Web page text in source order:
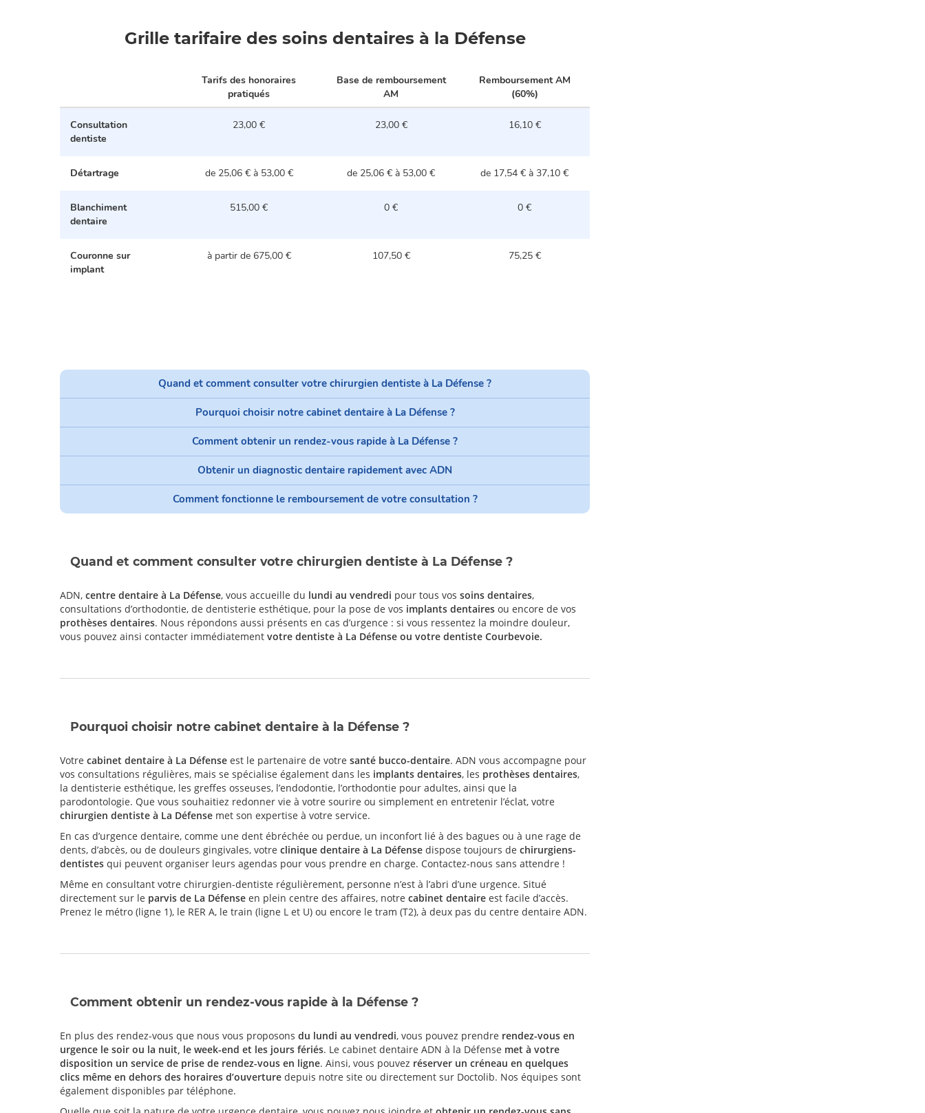
Grille tarifaire des soins dentaires à la Défense
Tarifs des honoraires
pratiqués
Base de remboursement
AM
Remboursement AM
(60%)
Consultation
dentiste
23,00 € 23,00 € 16,10 €
Détartrage de 25,06 € à 53,00 € de 25,06 € à 53,00 € de 17,54 € à 37,10 €
Blanchiment
dentaire
515,00 € 0 € 0 €
Couronne sur
implant
à partir de 675,00 € 107,50 € 75,25 €
Quand et comment consulter votre chirurgien dentiste à La Défense ?
Pourquoi choisir notre cabinet dentaire à La Défense ?
Comment obtenir un rendez-vous rapide à La Défense ?
Obtenir un diagnostic dentaire rapidement avec ADN
Comment fonctionne le remboursement de votre consultation ?
Quand et comment consulter votre chirurgien dentiste à La Défense ?
ADN, centre dentaire à La Défense, vous accueille du lundi au vendredi pour tous vos soins dentaires,
consultations d’orthodontie, de dentisterie esthétique, pour la pose de vos implants dentaires ou encore de vos
prothèses dentaires. Nous répondons aussi présents en cas d’urgence : si vous ressentez la moindre douleur,
vous pouvez ainsi contacter immédiatement votre dentiste à La Défense ou votre dentiste Courbevoie.
Pourquoi choisir notre cabinet dentaire à la Défense ?
Votre cabinet dentaire à La Défense est le partenaire de votre santé bucco-dentaire. ADN vous accompagne pour
vos consultations régulières, mais se spécialise également dans les implants dentaires, les prothèses dentaires,
la dentisterie esthétique, les greffes osseuses, l’endodontie, l’orthodontie pour adultes, ainsi que la
parodontologie. Que vous souhaitiez redonner vie à votre sourire ou simplement en entretenir l’éclat, votre
chirurgien dentiste à La Défense met son expertise à votre service.
En cas d’urgence dentaire, comme une dent ébréchée ou perdue, un inconfort lié à des bagues ou à une rage de
dents, d’abcès, ou de douleurs gingivales, votre clinique dentaire à La Défense dispose toujours de chirurgiens-
dentistes qui peuvent organiser leurs agendas pour vous prendre en charge. Contactez-nous sans attendre !
Même en consultant votre chirurgien-dentiste régulièrement, personne n’est à l’abri d’une urgence. Situé
directement sur le parvis de La Défense en plein centre des affaires, notre cabinet dentaire est facile d’accès.
Prenez le métro (ligne 1), le RER A, le train (ligne L et U) ou encore le tram (T2), à deux pas du centre dentaire ADN.
Comment obtenir un rendez-vous rapide à la Défense ?
En plus des rendez-vous que nous vous proposons du lundi au vendredi, vous pouvez prendre rendez-vous en
urgence le soir ou la nuit, le week-end et les jours fériés. Le cabinet dentaire ADN à la Défense met à votre
disposition un service de prise de rendez-vous en ligne. Ainsi, vous pouvez réserver un créneau en quelques
clics même en dehors des horaires d’ouverture depuis notre site ou directement sur Doctolib. Nos équipes sont
également disponibles par téléphone.